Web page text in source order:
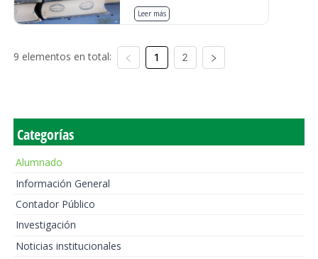
Leer más
9 elementos en total: 1 2
Categorías
Alumnado
Información General
Contador Público
Investigación
Noticias institucionales